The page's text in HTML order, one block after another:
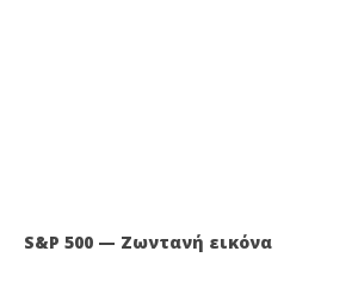
S&P 500 — Ζωντανή εικόνα